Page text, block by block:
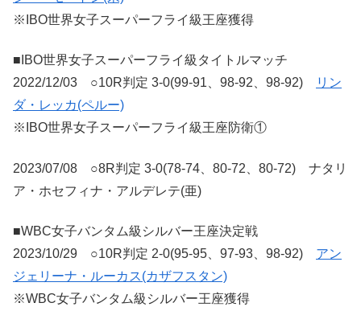
※IBO世界女子スーパーフライ級王座獲得
■IBO世界女子スーパーフライ級タイトルマッチ
2022/12/03 ○10R判定 3-0(99-91、98-92、98-92)
リン
ダ・レッカ(ペルー)
※IBO世界女子スーパーフライ級王座防衛①
2023/07/08 ○8R判定 3-0(78-74、80-72、80-72) ナタリ
ア・ホセフィナ・アルデレテ(亜)
■WBC女子バンタム級シルバー王座決定戦
2023/10/29 ○10R判定 2-0(95-95、97-93、98-92) アン
ジェリーナ・ルーカス(カザフスタン)
※WBC女子バンタム級シルバー王座獲得